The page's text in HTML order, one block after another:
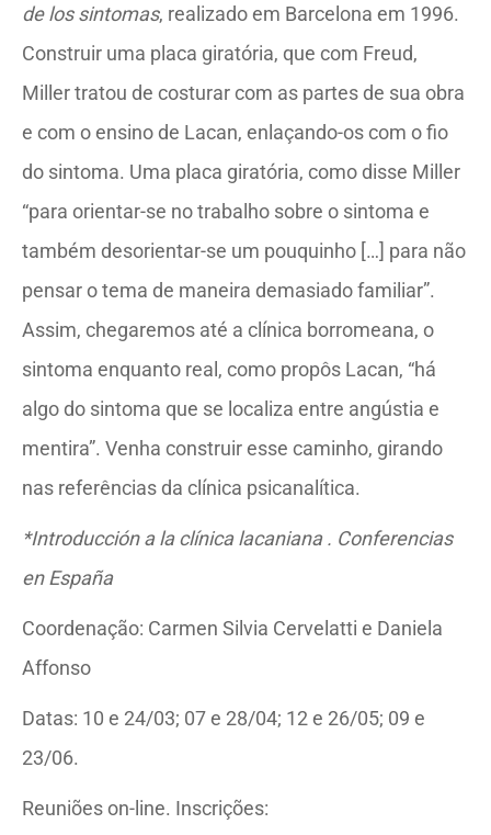
de los sintomas, realizado em Barcelona em 1996.
Construir uma placa giratória, que com Freud,
Miller tratou de costurar com as partes de sua obra
e com o ensino de Lacan, enlaçando-os com o fio
do sintoma. Uma placa giratória, como disse Miller
“para orientar-se no trabalho sobre o sintoma e
também desorientar-se um pouquinho […] para não
pensar o tema de maneira demasiado familiar”.
Assim, chegaremos até a clínica borromeana, o
sintoma enquanto real, como propôs Lacan, “há
algo do sintoma que se localiza entre angústia e
mentira”. Venha construir esse caminho, girando
nas referências da clínica psicanalítica.
*Introducción a la clínica lacaniana . Conferencias
en España
Coordenação: Carmen Silvia Cervelatti e Daniela
Affonso
Datas: 10 e 24/03; 07 e 28/04; 12 e 26/05; 09 e
23/06.
Reuniões on-line. Inscrições: